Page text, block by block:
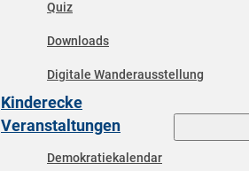
Quiz
Downloads
Digitale Wanderausstellung
Kinderecke
Veranstaltungen
Demokratiekalendar